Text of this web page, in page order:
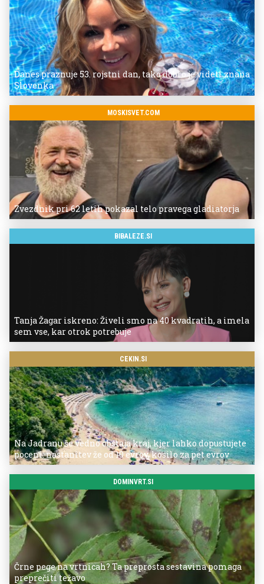
Danes praznuje 53. rojstni dan, tako dobro je videti znana
Slovenka
MOSKISVET.COM
Zvezdnik pri 62 letih pokazal telo pravega gladiatorja
BIBALEZE.SI
Tanja Žagar iskreno: Živeli smo na 40 kvadratih, a imela
sem vse, kar otrok potrebuje
CEKIN.SI
Na Jadranu še vedno obstaja kraj, kjer lahko dopustujete
poceni: nastanitev že od 10 evrov, kosilo za pet evrov
DOMINVRT.SI
Črne pege na vrtnicah? Ta preprosta sestavina pomaga
preprečiti težavo